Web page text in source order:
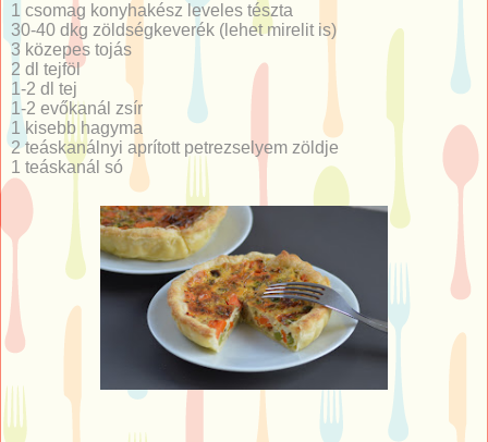
1 csomag konyhakész leveles tészta
30-40 dkg zöldségkeverék (lehet mirelit is)
3 közepes tojás
2 dl tejföl
1-2 dl tej
1-2 evőkanál zsír
1 kisebb hagyma
2 teáskanálnyi aprított petrezselyem zöldje
1 teáskanál só